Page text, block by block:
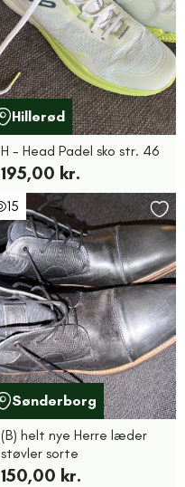
Hillerød
H - Head Padel sko str. 46
195,00 kr.
15
Sønderborg
(B) helt nye Herre læder
støvler sorte
150,00 kr.